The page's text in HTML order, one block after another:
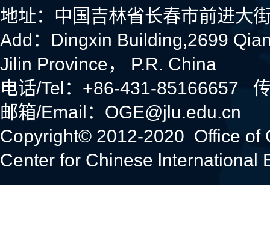
地址：中国吉林省长春市前进
Add：Dingxin Building,2699
Jilin Province， P.R. China
电话/Tel：+86-431-85166657
邮箱/Email：OGE@jlu.edu.cn
Copyright© 2012-2020 Office of
Center for Chinese lnternational